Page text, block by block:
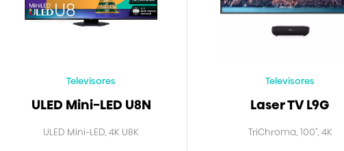
Televisores
ULED Mini-LED U8N
ULED Mini-LED, 4K U8K
Televisores
Laser TV L9G
TriChroma, 100", 4K